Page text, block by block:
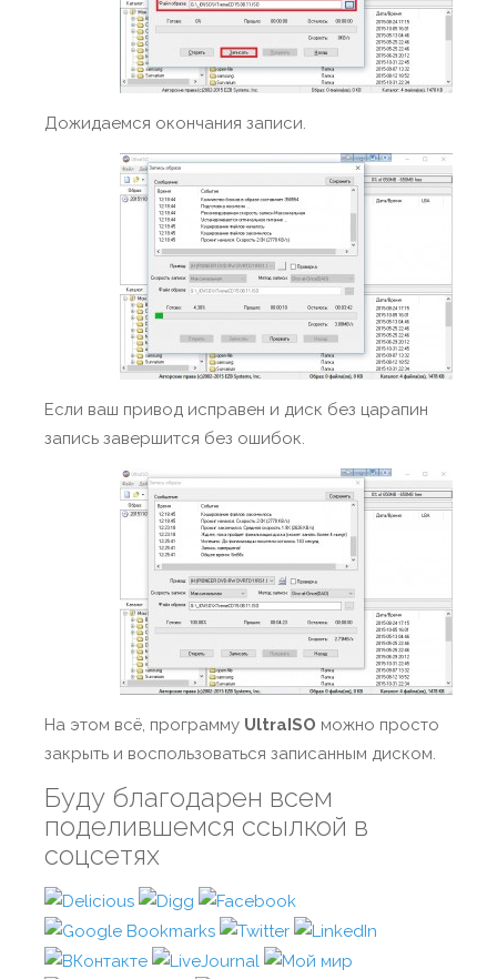
Дожидаемся окончания записи.
Если ваш привод исправен и диск без царапин
запись завершится без ошибок.
На этом всё, программу UltraISO можно просто
закрыть и воспользоваться записанным диском.
Буду благодарен всем
поделившемся ссылкой в
соцсетях